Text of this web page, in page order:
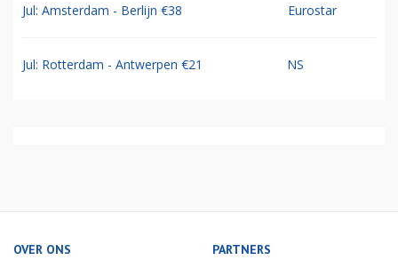
Jul: Amsterdam - Berlijn €38 Eurostar
Jul: Rotterdam - Antwerpen €21 NS
OVER ONS PARTNERS